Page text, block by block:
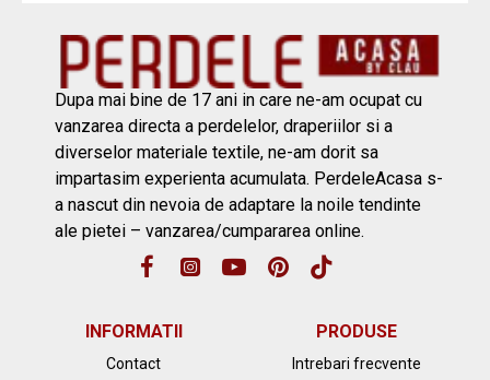
Dupa mai bine de 17 ani in care ne-am ocupat cu
vanzarea directa a perdelelor, draperiilor si a
diverselor materiale textile, ne-am dorit sa
impartasim experienta acumulata. PerdeleAcasa s-
a nascut din nevoia de adaptare la noile tendinte
ale pietei – vanzarea/cumpararea online.
INFORMATII
Contact
PRODUSE
Intrebari frecvente